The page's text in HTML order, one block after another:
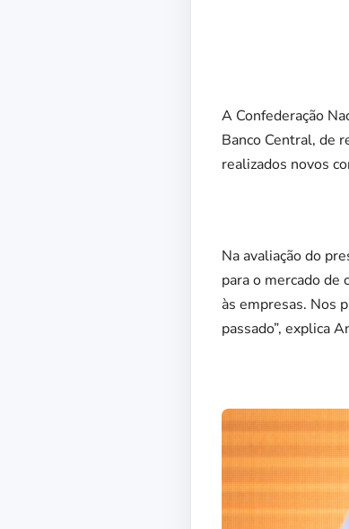
A Confederação
Banco Central, de
realizados novos
Na avaliação do
para o mercado de
às empresas. Nos
passado”, explica